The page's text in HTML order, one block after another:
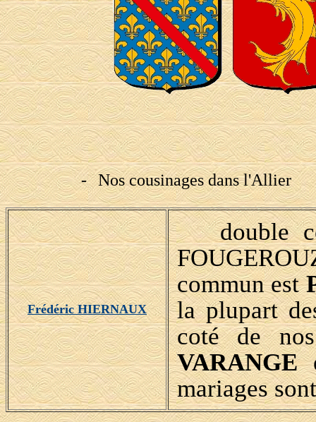
- Nos cousinages dans l'Allier
Frédéric HIERNAUX
double
commun est
la plupart
coté de
VARANGE
mariages